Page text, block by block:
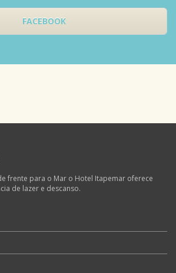
FACEBOOK
frente para o Mar o Hotel Itapemar oferece
de lazer e descanso.